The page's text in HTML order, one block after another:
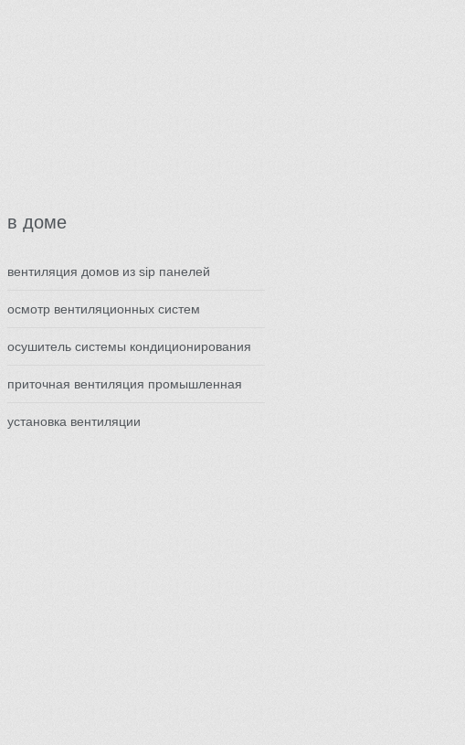
в доме
вентиляция домов из sip панелей
осмотр вентиляционных систем
осушитель системы кондиционирования
приточная вентиляция промышленная
установка вентиляции